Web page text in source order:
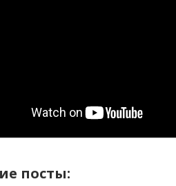
посты: